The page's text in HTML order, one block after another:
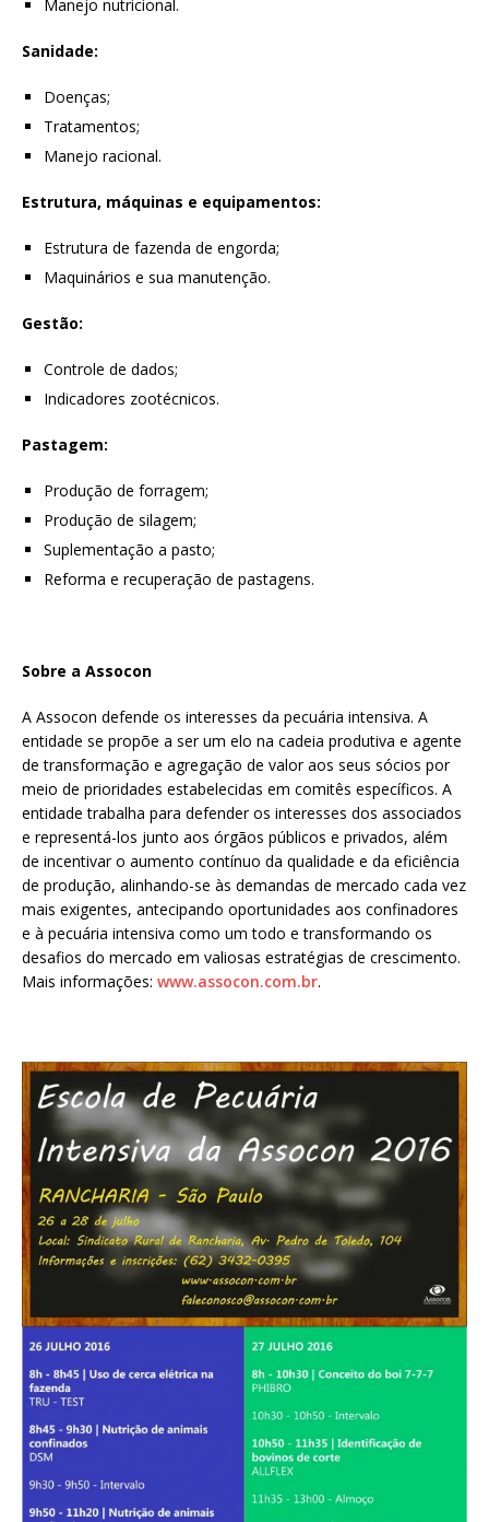
Manejo nutricional.
Sanidade:
Doenças;
Tratamentos;
Manejo racional.
Estrutura, máquinas e equipamentos:
Estrutura de fazenda de engorda;
Maquinários e sua manutenção.
Gestão:
Controle de dados;
Indicadores zootécnicos.
Pastagem:
Produção de forragem;
Produção de silagem;
Suplementação a pasto;
Reforma e recuperação de pastagens.
Sobre a Assocon
A Assocon defende os interesses da pecuária intensiva. A
entidade se propõe a ser um elo na cadeia produtiva e agente
de transformação e agregação de valor aos seus sócios por
meio de prioridades estabelecidas em comitês específicos. A
entidade trabalha para defender os interesses dos associados
e representá-los junto aos órgãos públicos e privados, além
de incentivar o aumento contínuo da qualidade e da eficiência
de produção, alinhando-se às demandas de mercado cada vez
mais exigentes, antecipando oportunidades aos confinadores
e à pecuária intensiva como um todo e transformando os
desafios do mercado em valiosas estratégias de crescimento.
Mais informações: www.assocon.com.br.